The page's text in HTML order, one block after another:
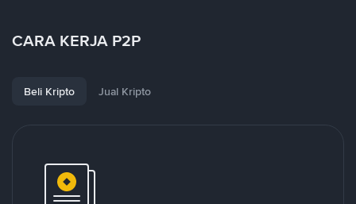
CARA KERJA P2P
Beli Kripto Jual Kripto